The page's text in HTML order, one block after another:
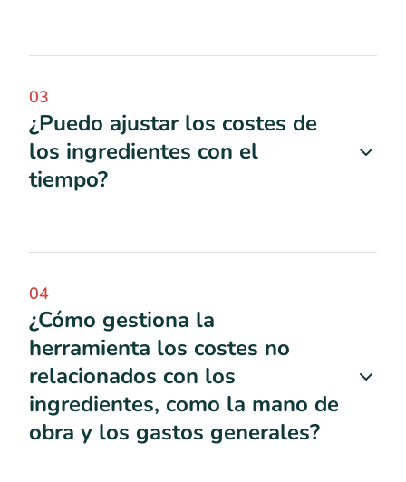
03
¿Puedo ajustar los costes de
los ingredientes con el
tiempo?
04
¿Cómo gestiona la
herramienta los costes no
relacionados con los
ingredientes, como la mano de
obra y los gastos generales?